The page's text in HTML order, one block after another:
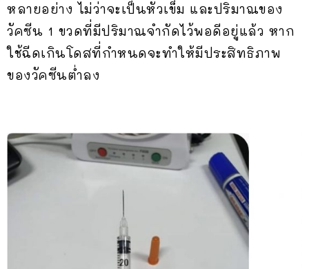
หลายอย่าง ไม่ว่าจะเป็นหัวเข็ม และปริมาณของ
วัคซีน 1 ขวดที่มีปริมาณจำกัดไว้พอดีอยู่แล้ว หาก
ใช้ฉีดเกินโดสที่กำหนดจะทำให้มีประสิทธิภาพ
ของวัคซีนต่ำลง